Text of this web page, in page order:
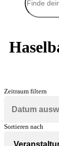
Zeitraum filtern
Sortieren nach